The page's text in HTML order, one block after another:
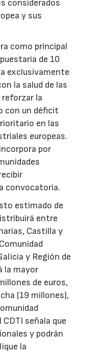
considerados
y sus
como principal
de 10
exclusivamente
la salud de las
la
con un déficit
en las
europeas.
por
convocatoria.
estimado de
entre
Castilla y
y Región de
la mayor
de euros,
(19 millones),
señala que
y podrán
la